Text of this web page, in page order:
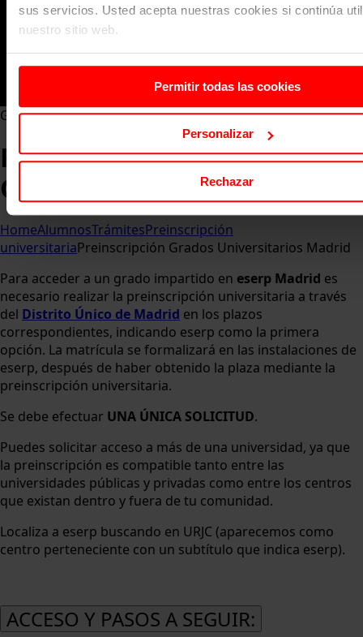
sus servicios. Usted acepta nuestras cookies si continúa
nuestro sitio web.
Permitir todas las cookies
Personalizar
Rechazar
Grados en Madrid">
Requisitos de Admisión
Grados en Madrid
HomeAlumnosTrámitesPreinscripción
universitariaPreinscripción Grados Universitarios Madrid
Para acceder a un grado impartido en eserp Madrid es
necesario realizar la preinscripción universitaria a través
del Distrito Único de Madrid en los plazos
correspondientes, indicando eserp como la primera
opción. La matrícula se formalizará en las instalaciones de
eserp, después de haber obtenido la plaza mediante la
preinscripción universitaria.
Se debe efectuar UNA ÚNICA SOLICITUD.
Puedes solicitar acceso a más de una universidad, ya que
la preinscripción es compatible tanto entre las
universidades públicas y privadas como entre los centros
que existan dentro y fuera de tu comunidad.
Localiza a eserp buscando en URJC (aparecemos como
centro perteneciente con un subtítulo que indica eserp).
ACCESO Y PASOS A SEGUIR: